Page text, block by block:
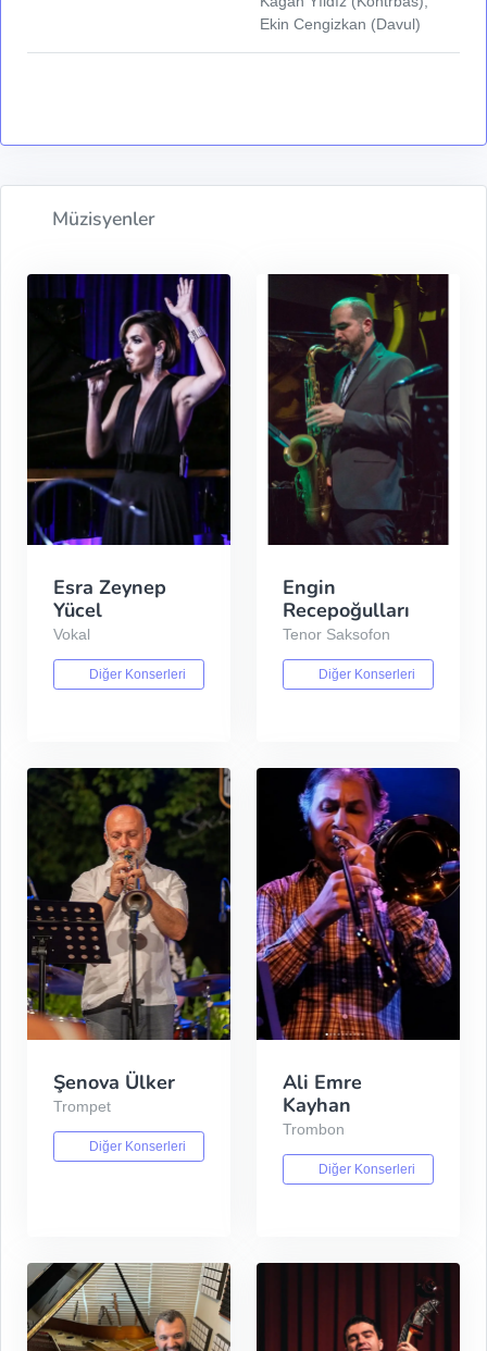
Ekin Cengizkan (Davul)
Müzisyenler
Esra Zeynep
Yücel
Vokal
Diğer Konserleri
Engin
Recepoğulları
Tenor Saksofon
Diğer Konserleri
Şenova Ülker
Trompet
Diğer Konserleri
Ali Emre
Kayhan
Trombon
Diğer Konserleri